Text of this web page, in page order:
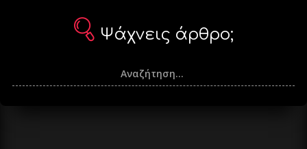
Ψάχνεις άρθρο;